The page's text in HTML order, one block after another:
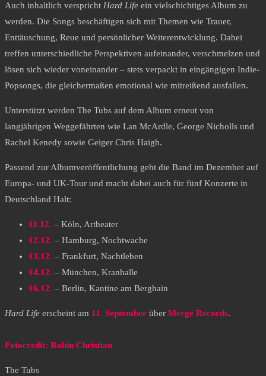
Auch inhaltlich verspricht Hard Life ein vielschichtiges Album zu
werden. Die Songs beschäftigen sich mit Themen wie Trauer,
Enttäuschung, Reue und persönlicher Weiterentwicklung. Dabei
treffen unterschiedliche Perspektiven aufeinander, verschmelzen und
lösen sich wieder voneinander – stets verpackt in eingängigen Indie-
Popsongs, die gleichermaßen emotional wie mitreißend ausfallen.
Unterstützt werden The Tubs auf dem Album erneut von
langjährigen Weggefährten wie Lan McArdle, George Nicholls und
Rachel Kenedy sowie Geiger Chris Haigh.
Passend zur Albumveröffentlichung geht die Band im Dezember auf
Europa- und UK-Tour und macht dabei auch für fünf Konzerte in
Deutschland Halt:
11.12. – Köln, Artheater
12.12. – Hamburg, Nochtwache
13.12. – Frankfurt, Nachtleben
14.12. – München, Kranhalle
16.12. – Berlin, Kantine am Berghain
Hard Life erscheint am 11. September über Merge Records.
Fotocredit: Robin Christian
The Tubs